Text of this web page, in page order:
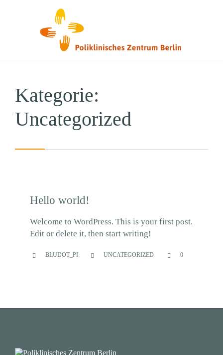
Kategorie:
Uncategorized
Hello world!
Welcome to WordPress. This is your first post.
Edit or delete it, then start writing!
 BLUDOT_PI  CATEGORY
UNCATEGORIZED  0COMMENTS